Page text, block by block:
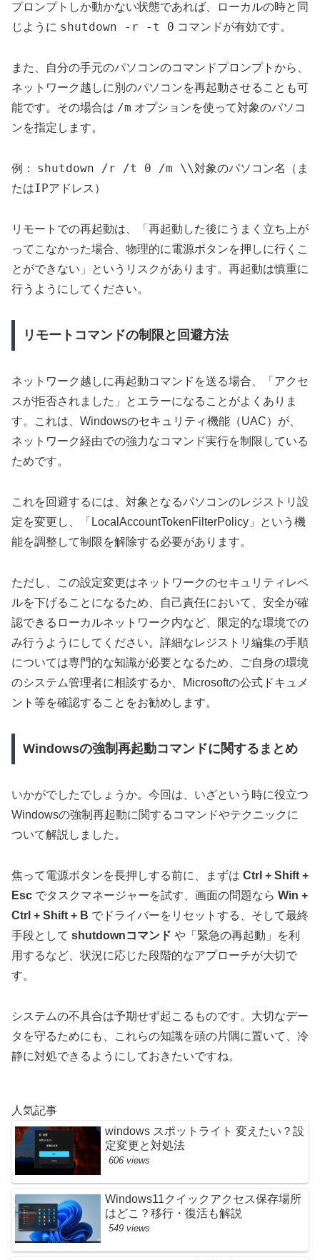
プロンプトしか動かない状態であれば、ローカルの時と同
じように shutdown -r -t 0 コマンドが有効です。
また、自分の手元のパソコンのコマンドプロンプトから、
ネットワーク越しに別のパソコンを再起動させることも可
能です。その場合は /m オプションを使って対象のパソコ
ンを指定します。
例： shutdown /r /t 0 /m \\対象のパソコン名（ま
たはIPアドレス）
リモートでの再起動は、「再起動した後にうまく立ち上が
ってこなかった場合、物理的に電源ボタンを押しに行くこ
とができない」というリスクがあります。再起動は慎重に
行うようにしてください。
リモートコマンドの制限と回避方法
ネットワーク越しに再起動コマンドを送る場合、「アクセ
スが拒否されました」とエラーになることがよくありま
す。これは、Windowsのセキュリティ機能（UAC）が、
ネットワーク経由での強力なコマンド実行を制限している
ためです。
これを回避するには、対象となるパソコンのレジストリ設
定を変更し、「LocalAccountTokenFilterPolicy」という機
能を調整して制限を解除する必要があります。
ただし、この設定変更はネットワークのセキュリティレベ
ルを下げることになるため、自己責任において、安全が確
認できるローカルネットワーク内など、限定的な環境での
み行うようにしてください。詳細なレジストリ編集の手順
については専門的な知識が必要となるため、ご自身の環境
のシステム管理者に相談するか、Microsoftの公式ドキュメ
ント等を確認することをお勧めします。
Windowsの強制再起動コマンドに関するまとめ
いかがでしたでしょうか。今回は、いざという時に役立つ
Windowsの強制再起動に関するコマンドやテクニックに
ついて解説しました。
焦って電源ボタンを長押しする前に、まずは Ctrl + Shift +
Esc でタスクマネージャーを試す、画面の問題なら Win +
Ctrl + Shift + B でドライバーをリセットする、そして最終
手段として shutdownコマンド や「緊急の再起動」を利
用するなど、状況に応じた段階的なアプローチが大切で
す。
システムの不具合は予期せず起こるものです。大切なデー
タを守るためにも、これらの知識を頭の片隅に置いて、冷
静に対処できるようにしておきたいですね。
人気記事
windows スポットライト 変えたい？設
定変更と対処法
606 views
Windows11クイックアクセス保存場所
はどこ？移行・復活も解説
549 views